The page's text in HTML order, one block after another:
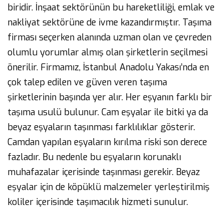
biridir. İnşaat sektörünün bu hareketliliği, emlak ve
nakliyat sektörüne de ivme kazandırmıştır. Taşıma
firması seçerken alanında uzman olan ve çevreden
olumlu yorumlar almış olan şirketlerin seçilmesi
önerilir. Firmamız, İstanbul Anadolu Yakası’nda en
çok talep edilen ve güven veren taşıma
şirketlerinin başında yer alır. Her eşyanın farklı bir
taşıma usulü bulunur. Cam eşyalar ile bitki ya da
beyaz eşyaların taşınması farklılıklar gösterir.
Camdan yapılan eşyaların kırılma riski son derece
fazladır. Bu nedenle bu eşyaların korunaklı
muhafazalar içerisinde taşınması gerekir. Beyaz
eşyalar için de köpüklü malzemeler yerleştirilmiş
koliler içerisinde taşımacılık hizmeti sunulur.